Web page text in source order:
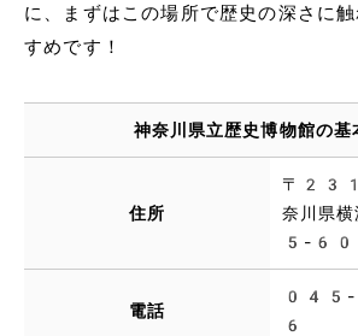
に、まずはこの場所で歴史の深さに
すめです！
神奈川県立歴史博物館の基
住所
〒
奈川県横
5-60
電話
6